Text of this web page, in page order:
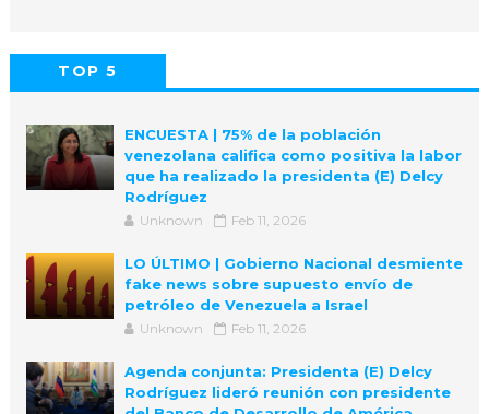
TOP 5
ENCUESTA | 75% de la población
venezolana califica como positiva la labor
que ha realizado la presidenta (E) Delcy
Rodríguez
Unknown Feb 11, 2026
LO ÚLTIMO | Gobierno Nacional desmiente
fake news sobre supuesto envío de
petróleo de Venezuela a Israel
Unknown Feb 11, 2026
Agenda conjunta: Presidenta (E) Delcy
Rodríguez lideró reunión con presidente